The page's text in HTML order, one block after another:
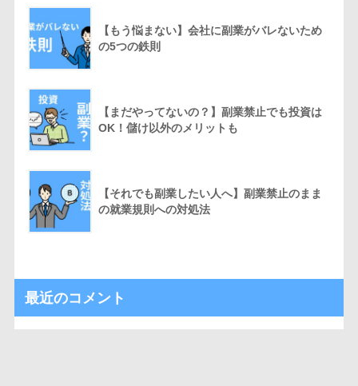
【もう悩まない】会社に副業がバレないため
の5つの鉄則
【まだやってないの？】副業禁止でも投資は
OK！儲け以外のメリットも
【それでも副業したい人へ】副業禁止のまま
の就業規則への対処法
最近のコメント